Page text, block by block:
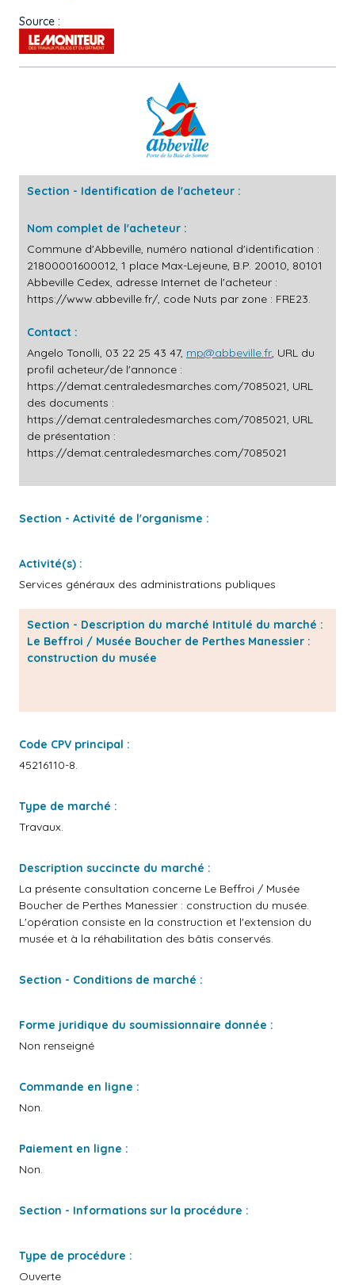
Source :
Section - Identification de l'acheteur :
Nom complet de l'acheteur :
Commune d'Abbeville, numéro national d'identification :
21800001600012, 1 place Max-Lejeune, B.P. 20010, 80101
Abbeville Cedex, adresse Internet de l'acheteur :
https://www.abbeville.fr/, code Nuts par zone : FRE23.
Contact :
Angelo Tonolli, 03 22 25 43 47, mp@abbeville.fr, URL du
profil acheteur/de l'annonce :
https://demat.centraledesmarches.com/7085021, URL
des documents :
https://demat.centraledesmarches.com/7085021, URL
de présentation :
https://demat.centraledesmarches.com/7085021
Section - Activité de l'organisme :
Activité(s) :
Services généraux des administrations publiques
Section - Description du marché Intitulé du marché :
Le Beffroi / Musée Boucher de Perthes Manessier :
construction du musée
Code CPV principal :
45216110-8.
Type de marché :
Travaux.
Description succincte du marché :
La présente consultation concerne Le Beffroi / Musée
Boucher de Perthes Manessier : construction du musée.
L'opération consiste en la construction et l'extension du
musée et à la réhabilitation des bâtis conservés.
Section - Conditions de marché :
Forme juridique du soumissionnaire donnée :
Non renseigné
Commande en ligne :
Non.
Paiement en ligne :
Non.
Section - Informations sur la procédure :
Type de procédure :
Ouverte